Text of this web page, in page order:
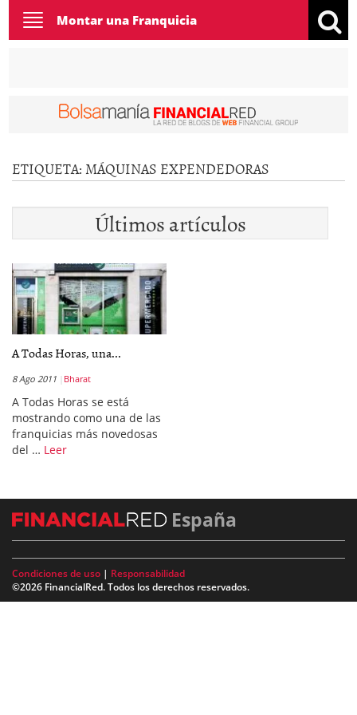
Toggle
navigation
Montar una Franquicia
ETIQUETA: MÁQUINAS EXPENDEDORAS
Últimos artículos
A Todas Horas, una...
8 Ago 2011 Bharat
A Todas Horas se está
mostrando como una de las
franquicias más novedosas
del … Leer
España
Condiciones de uso | Responsabilidad
©2026 FinancialRed. Todos los derechos reservados.